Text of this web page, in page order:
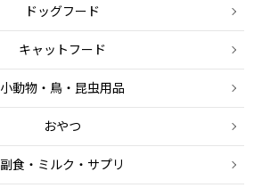
ドッグフード
キャットフード
小動物・鳥・昆虫用品
おやつ
副食・ミルク・サプリ